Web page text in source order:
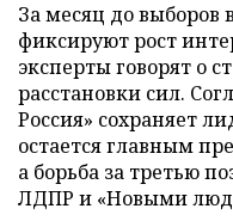
За месяц до выборов
фиксируют рост
эксперты говорят о
расстановки сил.
Россия» сохраняет
остается главным
а борьба за третью
ЛДПР и «Новыми